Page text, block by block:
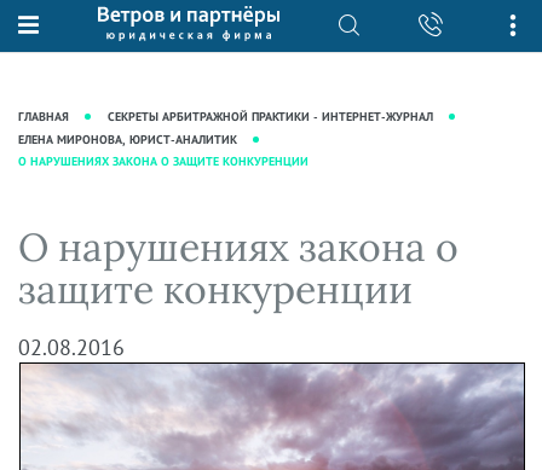
О нас
Рекомендации
фирмы
Кейсы
Юридические услуги
Интеллектуальная собственность
Сопровождение бизнеса
Ведение уголовных дел
Защита активов
Ведение дел о банкротстве
База знаний
Журнал "Секреты арбитражной
практики"
Статьи
Аудиоподкасты
Видеоподкасты
Вопросы-ответы
Вебинары и семинары
Прямые эфиры
ГЛАВНАЯ
СЕКРЕТЫ АРБИТРАЖНОЙ ПРАКТИКИ - ИНТЕРНЕТ-ЖУРНАЛ
ЕЛЕНА МИРОНОВА, ЮРИСТ-АНАЛИТИК
О НАРУШЕНИЯХ ЗАКОНА О ЗАЩИТЕ КОНКУРЕНЦИИ
О нарушениях закона о
защите конкуренции
02.08.2016